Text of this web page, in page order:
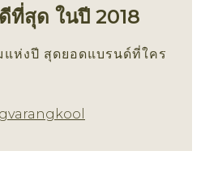
ที่สุด ในปี 2018
ห่งปี สุดยอดแบรนด์ที่ใคร